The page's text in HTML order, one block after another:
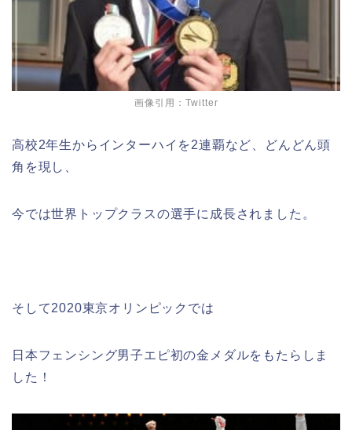
画像引用：Twitter
高校2年生からインターハイを2連覇など、どんどん頭
角を現し、
今では世界トップクラスの選手に成長されました。
そして2020東京オリンピックでは
日本フェンシング男子エピ初の金メダルをもたらしま
した！